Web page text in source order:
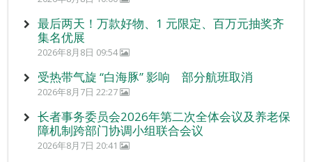
最后两天！万款好物、1 元限定、百万元抽奖齐
集名优展
2026年8月8日 09:54
受热带气旋 “白海豚” 影响 部分航班取消
2026年8月7日 22:27
长者事务委员会2026年第二次全体会议及养老保
障机制跨部门协调小组联合会议
2026年8月7日 20:41